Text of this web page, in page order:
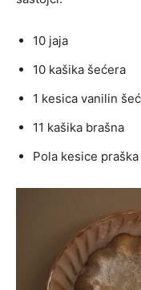
10 jaja
10 kašika šećera
1 kesica vanilin
11 kašika brašna
Pola kesice